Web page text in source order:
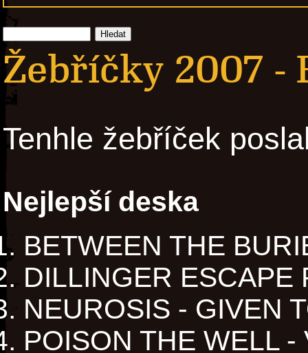
Žebříčky 2007 -
Tenhle žebříček
Nejlepší deska
BETWEEN THE
DILLINGER ESCAPE
NEUROSIS - GIVEN
POISON THE WELL -